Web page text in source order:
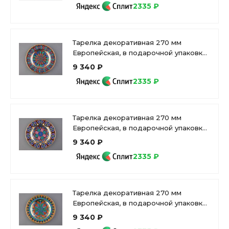
2335 ₽
Тарелка декоративная 270 мм
Европейская, в подарочной упаковке,
рисунок Готическая 2 арт.
9 340 ₽
2335 ₽
Тарелка декоративная 270 мм
Европейская, в подарочной упаковке,
рисунок Готическая 11 арт. 81.25631.00.1
9 340 ₽
2335 ₽
Тарелка декоративная 270 мм
Европейская, в подарочной упаковке,
рисунок Готическая 10 арт.
9 340 ₽